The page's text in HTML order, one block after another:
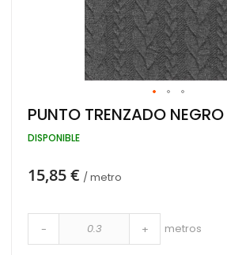
Saltar
al
comienzo
galería
PUNTO TRENZADO NEGRO
DISPONIBLE
15,85 € / metro
- + metros